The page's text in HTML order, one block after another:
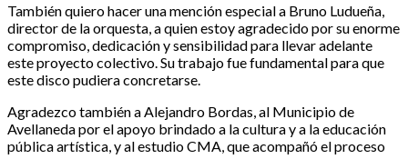
También quiero hacer una mención especial a Bruno Ludueña,
director de la orquesta, a quien estoy agradecido por su enorme
compromiso, dedicación y sensibilidad para llevar adelante
este proyecto colectivo. Su trabajo fue fundamental para que
este disco pudiera concretarse.
Agradezco también a Alejandro Bordas, al Municipio de
Avellaneda por el apoyo brindado a la cultura y a la educación
pública artística, y al estudio CMA, que acompañó el proceso